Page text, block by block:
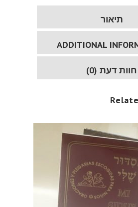
תיאור
ADDITIONAL
חוות דעת (0)